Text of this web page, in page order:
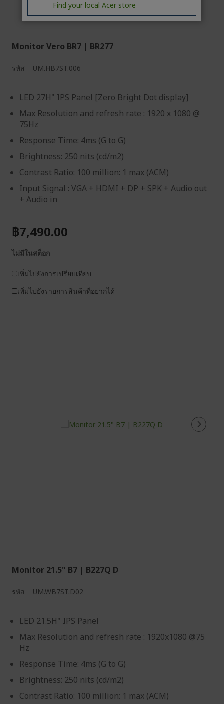
Monitor Vero BR7 | BR277
รหัส UM.HB7ST.006
LED 27H" IPS Panel [Zero Bright Dot display]
Max Resolution and refresh rate : 1920 x 1080 @
75Hz
Response Time: 4ms (G to G)
Brightness: 250 nits (cd/m2)
Contrast Ratio: 100 million: 1 max (ACM)
Input Signal : VGA + HDMI + DP + SPK + Audio out
+ Audio in
฿7,490.00
ไม่มีในสต็อก
เพิ่มไปยังการเปรียบเทียบ
เพิ่มไปยังรายการสินค้าที่อยากได้
Monitor 21.5" B7 | B227Q D
รหัส UM.WB7ST.D02
LED 21.5H" IPS Panel
Max Resolution and refresh rate : 1920x1080 @75
Hz
Response Time: 4ms (G to G)
Brightness: 250 nits (cd/m2)
Contrast Ratio: 100 million: 1 max (ACM)
Find your local Acer store